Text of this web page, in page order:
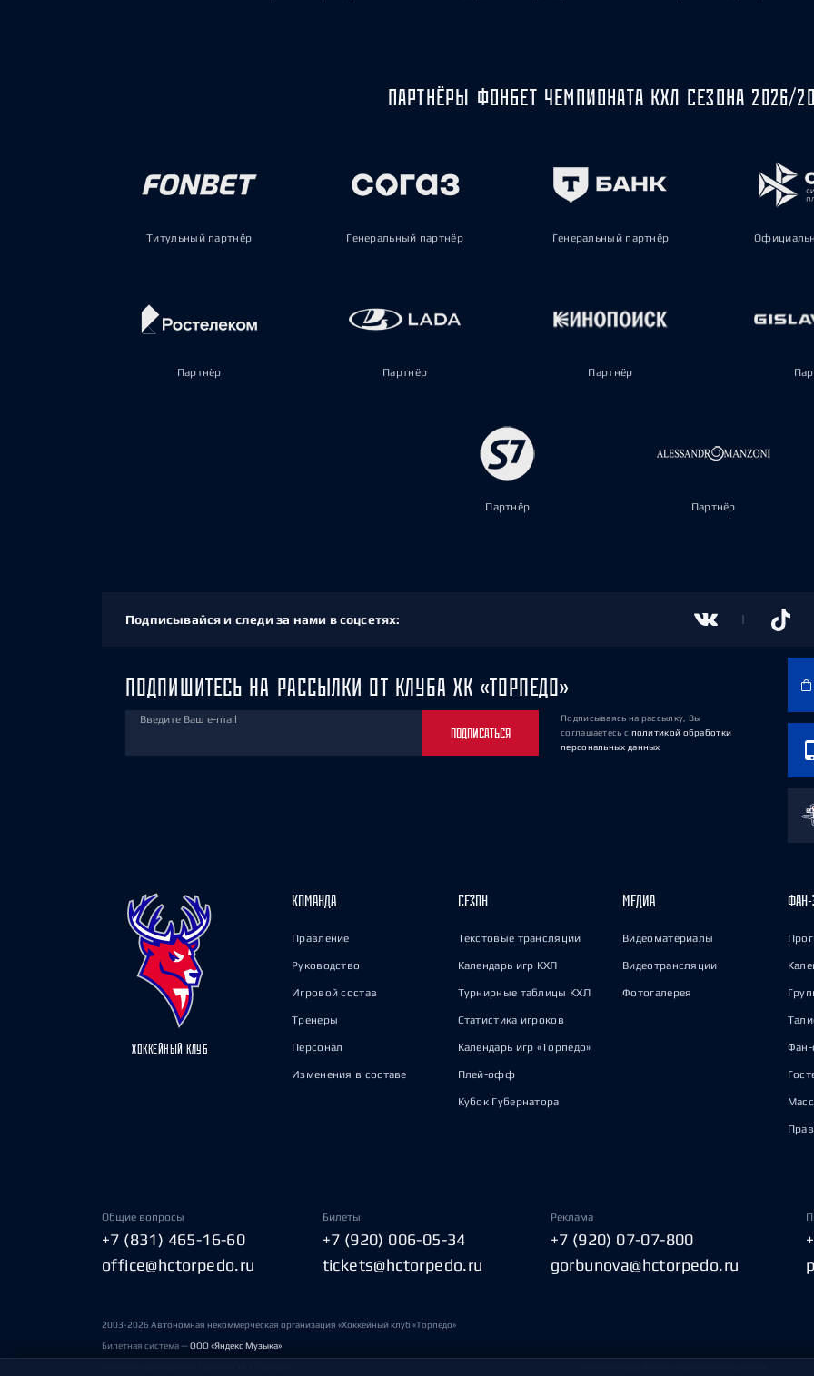
ПАРТНЁРЫ ФОНБЕТ ЧЕМПИОНАТА КХЛ СЕЗОНА 2026/
Титульный партнёр Генеральный партнёр Генеральный партнёр
Партнёр Партнёр Партнёр
Партнёр Партнёр
Подписывайся и следи за нами в соцсетях:
ПОДПИШИТЕСЬ НА РАССЫЛКИ ОТ КЛУБА ХК «ТОРПЕДО»
Введите Ваш e-mail
ПОДПИСАТЬСЯ
Подписываясь на рассылку, Вы
соглашаетесь с политикой обработки
персональных данных
ХОККЕЙНЫЙ КЛУБ
КОМАНДА
Правление
Руководство
Игровой состав
Тренеры
Персонал
Изменения в составе
СЕЗОН
Текстовые трансляции
Календарь игр КХЛ
Турнирные таблицы КХЛ
Статистика игроков
Календарь игр «Торпедо»
Плей-офф
Кубок Губернатора
МЕДИА
Видеоматериалы
Видеотрансляции
Фотогалерея
ФАН-
Фан-
Общие вопросы
+7 (831) 465-16-60
office@hctorpedo.ru
Билеты
+7 (920) 006-05-34
tickets@hctorpedo.ru
Реклама
+7 (920) 07-07-800
gorbunova@hctorpedo.ru
2003-2026 Автономная некоммерческая организация «Хоккейный клуб «Торпедо»
Билетная система —ООО «Яндекс Музыка»